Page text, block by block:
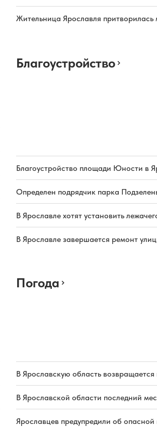
Жительница Ярославля
Благоустройство
Благоустройство площади Юности в
Определен подрядчик парка
В Ярославле хотят установить
В Ярославле завершается ремонт
Погода
В Ярославскую область возвращается
В Ярославской области последний
Ярославцев предупредили об